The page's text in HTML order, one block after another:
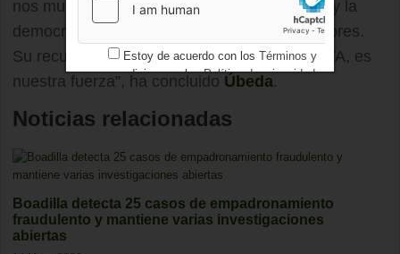
nos mueve a quienes creemos en la libertad y la
democracia a seguir trabajando por esos valores.
Su recuerdo, y el de todas las víctimas de ETA, es
nuestra fuerza”, ha concluido Úbeda.
Noticias relacionadas
Boadilla detecta 25 casos de empadronamiento
fraudulento y mantiene varias investigaciones
abiertas
Estoy de acuerdo con los Términos y
condicionesy losPolítica de privacidad